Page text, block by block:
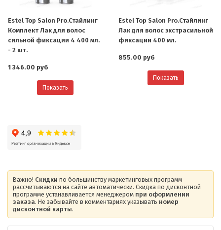
Estel Top Salon Pro.Стайлинг
Комплект Лак для волос
сильной фиксации 4 400 мл.
- 2 шт.
1 346.00 руб
Показать
Estel Top Salon Pro.Стайлинг
Лак для волос экстрасильной
фиксации 400 мл.
855.00 руб
Показать
Важно! Скидки по большинству маркетинговых программ
рассчитываются на сайте автоматически. Скидка по дисконтной
программе устанавливается менеджером при оформлении
заказа. Не забывайте в комментариях указывать номер
дисконтной карты.